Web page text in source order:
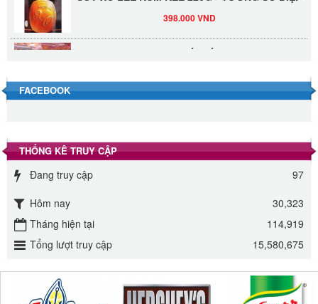
Đường Thốt Nốt 1kg
Đường phèn hạt Long An 500g
Đường phèn Long An bao 10kg
Đường mía thiên nhiên Biên Hòa gói 1kg
ĐƯỜNG SẠCH CÔ BA BIÊN HÒA 1KG
27.000 VND
FACEBOOK
THỐNG KÊ TRUY CẬP
Đang truy cập
97
Hôm nay
30,323
Tháng hiện tại
114,919
Tổng lượt truy cập
15,580,675